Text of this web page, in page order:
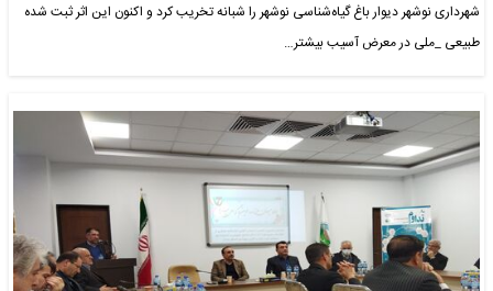
شهرداری نوشهر دیوار باغ‌ گیاه‌شناسی نوشهر را شبانه تخریب کرد و اکنون این اثر ثبت شده
طبیعی _ملی در معرض آسیب بیشتر…